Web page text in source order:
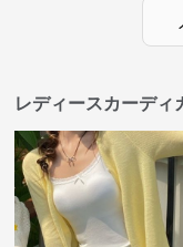
レディースカーディ